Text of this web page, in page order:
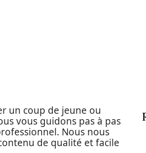
un coup de jeune ou
vous guidons pas à pas
Nous nous
de qualité et facile